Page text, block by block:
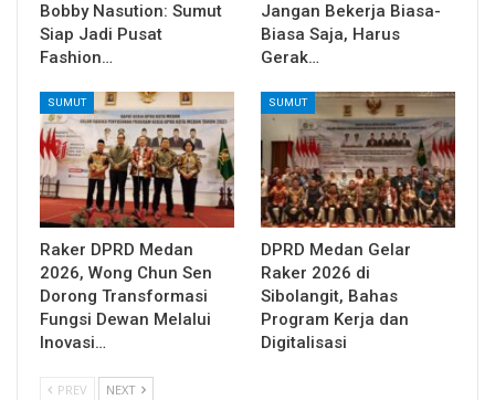
Bobby Nasution: Sumut
Siap Jadi Pusat
Fashion…
Jangan Bekerja Biasa-
Biasa Saja, Harus
Gerak…
SUMUT
Raker DPRD Medan
2026, Wong Chun Sen
Dorong Transformasi
Fungsi Dewan Melalui
Inovasi…
SUMUT
DPRD Medan Gelar
Raker 2026 di
Sibolangit, Bahas
Program Kerja dan
Digitalisasi
PREV NEXT